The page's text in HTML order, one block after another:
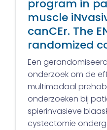
program in
muscle
canCEr. The
randomized
Een
onderzoek om de
multimodaal
onderzoeken bij
spierinvasieve
cystectomie